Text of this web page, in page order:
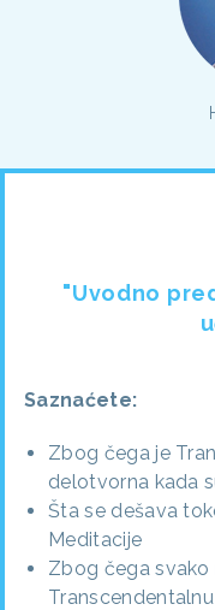
"Uvodno
Saznaćete:
Zbog čega je
delotvorna kada
Šta se dešava
Meditacije
Zbog čega